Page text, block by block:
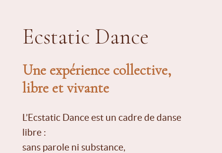
Ecstatic Dance
Une expérience collective,
libre et vivante
L’Ecstatic Dance est un cadre de danse
libre :
sans parole ni substance,